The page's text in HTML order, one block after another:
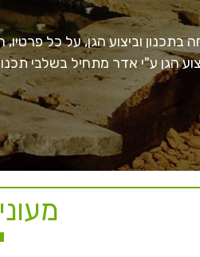
וביצוע הגן, על כל פרטיו,
הגן ע"י אדר מתחיל בשלבי